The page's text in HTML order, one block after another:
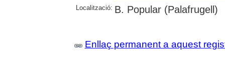
Localització: B. Popular (Palafrugell)
Enllaç permanent a aquest